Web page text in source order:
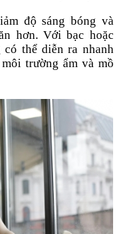
độ sáng bóng và
hơn. Với bạc hoặc
thể diễn ra nhanh
trường ẩm và mồ